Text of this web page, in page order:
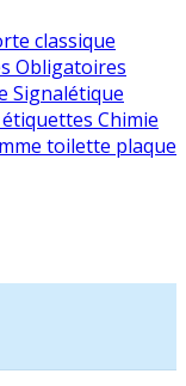
classique
Obligatoires
Signalétique
Chimie
toilette plaque